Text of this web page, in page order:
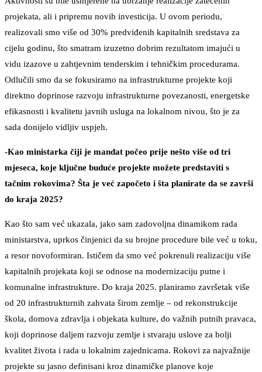
projekata, ali i pripremu novih investicija. U ovom periodu,
realizovali smo više od 30% predviđenih kapitalnih sredstava za
cijelu godinu, što smatram izuzetno dobrim rezultatom imajući u
vidu izazove u zahtjevnim tenderskim i tehničkim procedurama.
Odlučili smo da se fokusiramo na infrastrukturne projekte koji
direktno doprinose razvoju infrastrukturne povezanosti, energetske
efikasnosti i kvalitetu javnih usluga na lokalnom nivou, što je za
sada donijelo vidljiv uspjeh.
-Kao ministarka čiji je mandat počeo prije nešto više od tri
mjeseca, koje ključne buduće projekte možete predstaviti s
tačnim rokovima? Šta je već započeto i šta planirate da se završi
do kraja 2025?
Kao što sam već ukazala, jako sam zadovoljna dinamikom rada
ministarstva, uprkos činjenici da su brojne procedure bile već u toku,
a resor novoformiran. Ističem da smo već pokrenuli realizaciju više
kapitalnih projekata koji se odnose na modernizaciju putne i
komunalne infrastrukture. Do kraja 2025. planiramo završetak više
od 20 infrastrukturnih zahvata širom zemlje – od rekonstrukcije
škola, domova zdravlja i objekata kulture, do važnih putnih pravaca,
koji doprinose daljem razvoju zemlje i stvaraju uslove za bolji
kvalitet života i rada u lokalnim zajednicama. Rokovi za najvažnije
projekte su jasno definisani kroz dinamičke planove koje